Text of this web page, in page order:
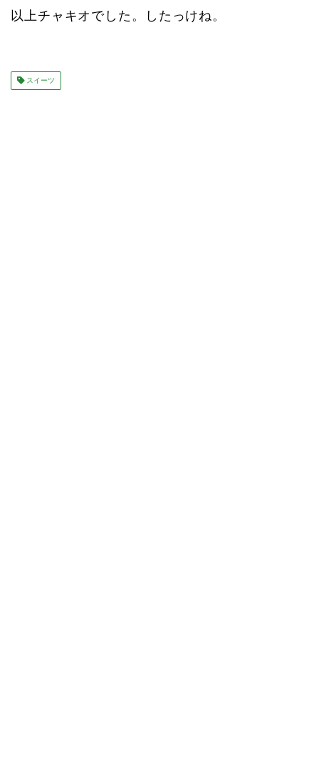
以上チャキオでした。したっけね。
スイーツ